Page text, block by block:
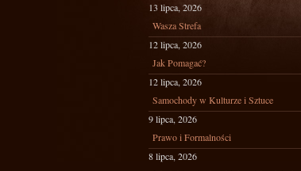
13 lipca, 2026
Wasza Strefa
12 lipca, 2026
Jak Pomagać?
12 lipca, 2026
Samochody w Kulturze i Sztuce
9 lipca, 2026
Prawo i Formalności
8 lipca, 2026